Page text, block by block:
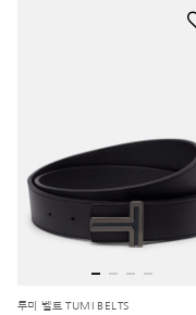
투미 벨트 TUMI BELTS